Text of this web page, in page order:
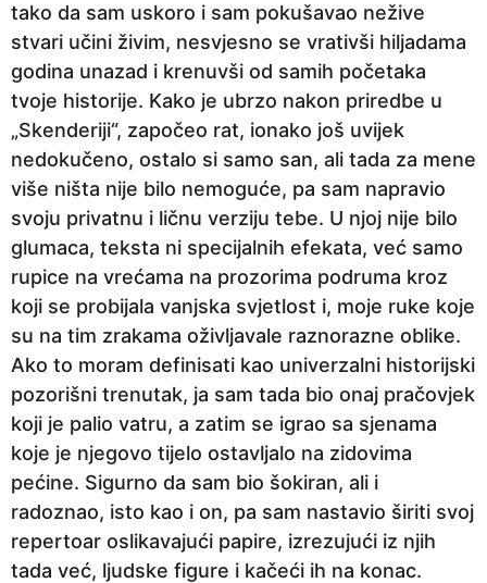
tako da sam uskoro i sam pokušavao nežive
stvari učini živim, nesvjesno se vrativši hiljadama
godina unazad i krenuvši od samih početaka
tvoje historije. Kako je ubrzo nakon priredbe u
„Skenderiji“, započeo rat, ionako još uvijek
nedokučeno, ostalo si samo san, ali tada za mene
više ništa nije bilo nemoguće, pa sam napravio
svoju privatnu i ličnu verziju tebe. U njoj nije bilo
glumaca, teksta ni specijalnih efekata, već samo
rupice na vrećama na prozorima podruma kroz
koji se probijala vanjska svjetlost i, moje ruke koje
su na tim zrakama oživljavale raznorazne oblike.
Ako to moram definisati kao univerzalni historijski
pozorišni trenutak, ja sam tada bio onaj pračovjek
koji je palio vatru, a zatim se igrao sa sjenama
koje je njegovo tijelo ostavljalo na zidovima
pećine. Sigurno da sam bio šokiran, ali i
radoznao, isto kao i on, pa sam nastavio širiti svoj
repertoar oslikavajući papire, izrezujući iz njih
tada već, ljudske figure i kačeći ih na konac.